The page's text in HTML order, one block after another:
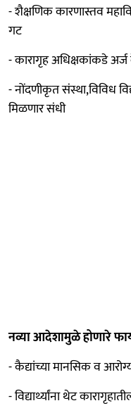
- शैक्षणिक कारणास्तव
गट
- कारागृह अधिक्षकांकडे
- नोंदणीकृत संस्था,विविध
मिळणार संधी
नव्या आदेशामुळे होणारे
- कैद्यांच्या मानसिक व
- विद्यार्थ्यांना थेट